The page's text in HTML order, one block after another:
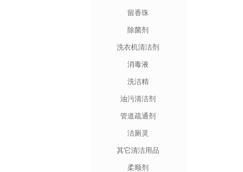
留香珠
除菌剂
洗衣机清洁剂
消毒液
洗洁精
油污清洁剂
管道疏通剂
洁厕灵
其它清洁用品
柔顺剂